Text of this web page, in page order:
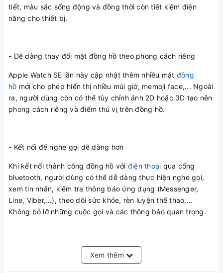
tiết, màu sắc sống động và đồng thời còn tiết kiệm điện
năng cho thiết bị.
- Dễ dàng thay đổi mặt đồng hồ theo phong cách riêng
Apple Watch SE lần này cập nhật thêm nhiều mặt đồng
hồ mới cho phép hiển thị nhiều múi giờ, memoji face,... Ngoài
ra, người dùng còn có thể tùy chỉnh ảnh 2D hoặc 3D tạo nên
phong cách riêng và điểm thú vị trên đồng hồ.
- Kết nối để nghe gọi dễ dàng hơn
Khi kết nối thành công đồng hồ với điện thoại qua cổng
bluetooth, người dùng có thể dễ dàng thực hiện nghe gọi,
xem tin nhắn, kiểm tra thông báo ứng dụng (Messenger,
Line, Viber,…), theo dõi sức khỏe, rèn luyện thể thao,…
Không bỏ lỡ những cuộc gọi và các thông báo quan trọng.
-Thời gian dùng khoảng 1.5 ngày
Xem thêm